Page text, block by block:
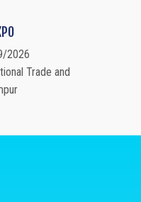
2026
Trade and